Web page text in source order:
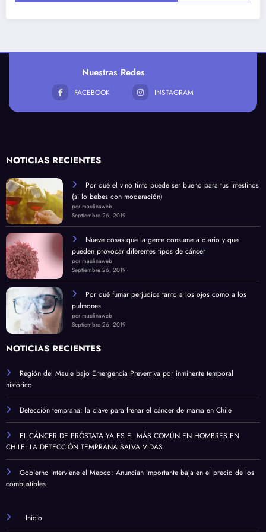
Nuestras Redes
FACEBOOK INSTAGRAM
NOTICIAS RECIENTES
Por qué el vino tinto puede ser bueno para tus intestinos
(si lo bebes con moderación)
por maulinaweb
Septiembre 26, 2019
Nueve cosas que la gente consume a diario y que
pueden provocar diferentes tipos de cáncer
por maulinaweb
Septiembre 26, 2019
Por qué fumar perjudica tanto a los ojos como a los
pulmones
por maulinaweb
Septiembre 26, 2019
NOTICIAS RECIENTES
Región del Maule bajo Emergencia Preventiva por inminente temporal
histórico
Detección temprana: la clave para frenar el cáncer de mama en Chile
EL CÁNCER DE PRÓSTATA YA ES EL MÁS COMÚN EN HOMBRES EN
CHILE: LA DETECCIÓN TEMPRANA SALVA VIDAS
Gobierno interviene el Mepco: Anuncian importante baja en el precio de los
combustibles
Inicio